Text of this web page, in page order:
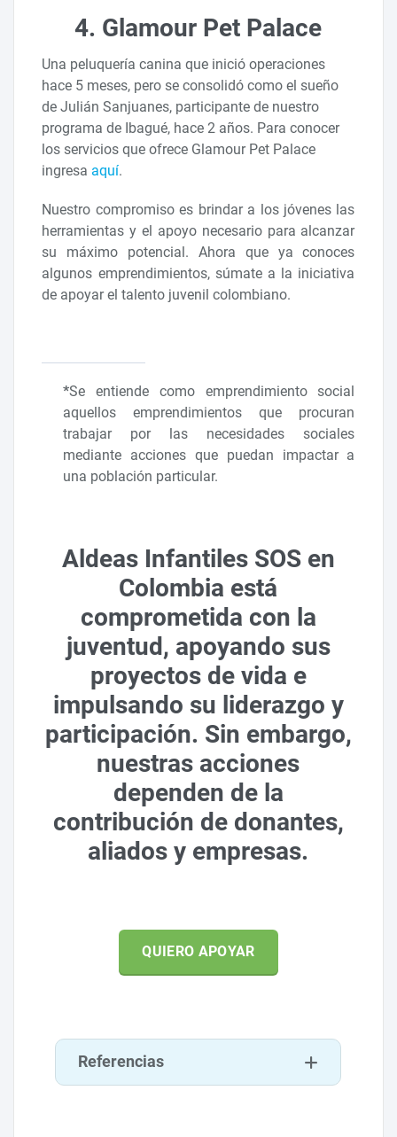
4. Glamour Pet Palace
Una peluquería canina que inició operaciones
hace 5 meses, pero se consolidó como el sueño
de Julián Sanjuanes, participante de nuestro
programa de Ibagué, hace 2 años. Para conocer
los servicios que ofrece Glamour Pet Palace
ingresa aquí.
Nuestro compromiso es brindar a los jóvenes las
herramientas y el apoyo necesario para alcanzar
su máximo potencial. Ahora que ya conoces
algunos emprendimientos, súmate a la iniciativa
de apoyar el talento juvenil colombiano.
*Se entiende como emprendimiento social
aquellos emprendimientos que procuran
trabajar por las necesidades sociales
mediante acciones que puedan impactar a
una población particular.
Aldeas Infantiles SOS en
Colombia está
comprometida con la
juventud, apoyando sus
proyectos de vida e
impulsando su liderazgo y
participación. Sin embargo,
nuestras acciones
dependen de la
contribución de donantes,
aliados y empresas.
QUIERO APOYAR
Referencias